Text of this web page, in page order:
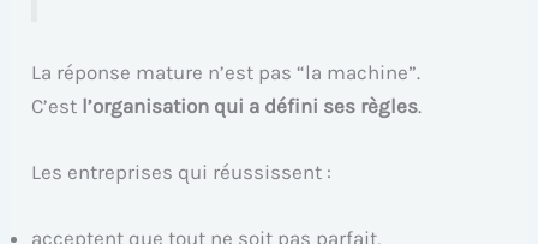
La réponse mature n’est pas “la machine”.
C’est l’organisation qui a défini ses règles.
Les entreprises qui réussissent :
acceptent que tout ne soit pas parfait,